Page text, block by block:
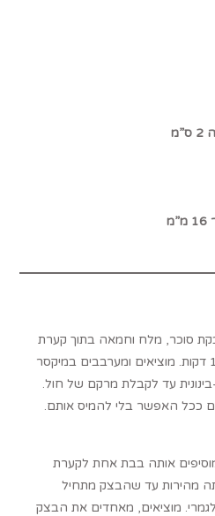
סוכר, מלח וחמאה בתוך קערת
המיקסר ושומרים במקרר כ-10 דקות. מוציאים ומערבבים במיקסר
עד לקבלת מרקם של חול.
ככל האפשר בלי להמיס אותם.
אותה בבת אחת לקערת
מהירות עד שהבצק מתחיל
מוציאים, מאחדים את הבצק